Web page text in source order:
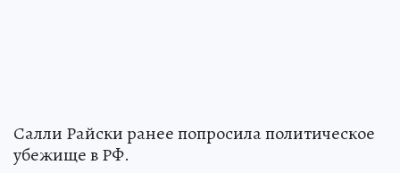
Салли Райски ранее попросила политическое
убежище в РФ.